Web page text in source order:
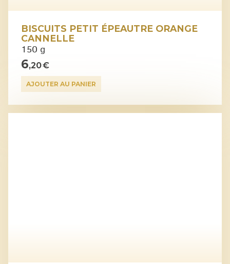
BISCUITS PETIT ÉPEAUTRE ORANGE
CANNELLE
150 g
6,20 €
AJOUTER AU PANIER